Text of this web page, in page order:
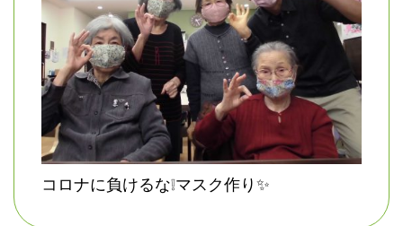
コロナに負けるな❕マスク作り✨